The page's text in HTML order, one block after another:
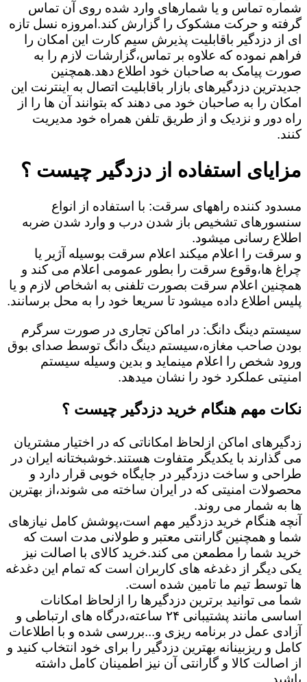
شماره تماس و یا شمارهای وارد شده روی آن تماس
گرفته و حرکت مشکوک را گزارش کند.امروزه نسل تازه
ای از دزدگیر باقابلیت پذیرش سیم کارت این امکان را
فراهم نموده که علاوه بر تماس،گزارشات لازم را به
صورت پیامک به صاحبان خود اطلاع دهد.همچنین
جدیدترین دزدگیرهای بازار باقابلیت اتصال به اینترنت این
امکان را به صاحبان خود می دهند که بتوانند آن ها را از
راه دور و نزدیک و از طریق تلفن همراه خود مدیریت
کنند.
مزایای استفاده از دزدگیر چیست ؟
مسدود کننده راههای سرقت: با استفاده از انواع
سنسورهای تشخیص باز شدن درب و وارد شدن ضربه
اطلاع رسانی میشود.
و سرقت را اعلام میکند اعلام سرقت بوسیله آژیر یا
چراغ ها،وقوع سرقت را بطور عمومی اعلام می کند و
همچنین اعلام سرقت بصورت تلفنی به اشخاص لازم و یا
پلیس اطلاع داده میشود تا سریعا خود را به محل برسانند.
سیستم دینگ دانگ: در اماکن تجاری در صورت سرگرم
بودن صاحب مغازه،سیستم دینگ دانگ توسط صدای بوق
ورود شخص را اعلام مینماید و بدین وسیله سیستم
امنیتی عملکرد خود را نشان میدهد.
نکات مهم هنگام خرید دزدگیر چیست ؟
زدگیرهای اماکن ازلحاظ امکاناتی که در اختیار مشتریان
می گذارند با یکدیگر متفاوت هستند.خوشبختانه ایران در
طراحی و ساخت دزدگیر در جایگاه خوبی قرار دارد و
محصولات امنیتی که در ایران ساخته می شوند،از بهترین
ها به شمار می روند.
آنچه هنگام خرید دزدگیر مهم است،پوشش کامل نیازهای
شما و همچنین گارانتی معتبر و طولانی مدت است که
خرید شما را مطمعن می کند.خرید کالای با اصالت نیز
یکی دیگر از دغدغه های کاربران است که تمام این دغدغه
ها توسط تیم ما تامین شده است.
شما می توانید برترین دزدگیرها را ازلحاظ امکانات
اساسی مانند پشتیبانی ۲۴ ساعته،درگاه های ارتباطی و
آزادی عمل در برنامه ریزی و...بررسی شده و با اطلاعات
کامل و ریزبینانه بهترین دزدگیر را برای خود انتخاب کنید و
از اصالت کالا و گارانتی آن نیز اطمینان کامل داشته
باشید.